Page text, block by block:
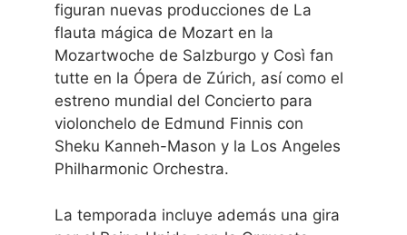
figuran nuevas producciones de La
flauta mágica de Mozart en la
Mozartwoche de Salzburgo y Così fan
tutte en la Ópera de Zúrich, así como el
estreno mundial del Concierto para
violonchelo de Edmund Finnis con
Sheku Kanneh-Mason y la Los Angeles
Philharmonic Orchestra.
La temporada incluye además una gira